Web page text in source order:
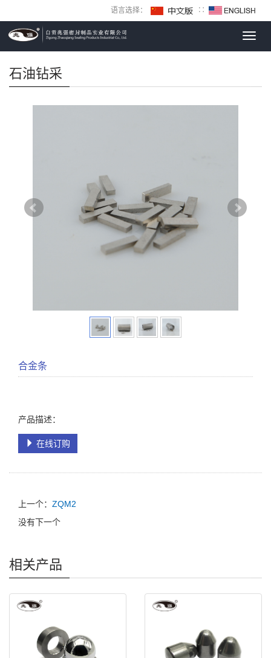
语言选择： ∷
石油钻采
合金条
产品描述：
在线订购
上一个： ZQM2
没有下一个
相关产品